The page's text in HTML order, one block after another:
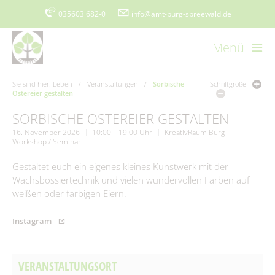
035603 682-0 info@amt-burg-spreewald.de
Menü
Startseite Kontakt Datenschutz
Impressum
Barrierefreiheitserklärung
www.burgimspreewald.de
Cookie-Einstellungen
Aktuelles
Aktuelle Meldungen
Ausschreibungen
Stellenmarkt
Amtsblatt
Amt & Gemeinden
Politik & Verwaltung
Amt I – Hauptverwaltung
Was erledige ich wo?
Sie sind hier: Leben / Veranstaltungen /
Sorbische
Ostereier gestalten
Schriftgröße
SORBISCHE OSTEREIER GESTALTEN
16. November 2026 10:00 – 19:00 Uhr
KreativRaum Burg
Workshop / Seminar
Gestaltet euch ein eigenes kleines Kunstwerk mit der
Wachsbossiertechnik und vielen wundervollen Farben auf
weißen oder farbigen Eiern.
Instagram
VERANSTALTUNGSORT